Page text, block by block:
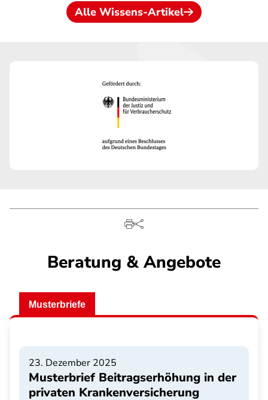
Alle Wissens-Artikel
Beratung & Angebote
Musterbriefe
23. Dezember 2025
Musterbrief Beitragserhöhung in der
privaten Krankenversicherung